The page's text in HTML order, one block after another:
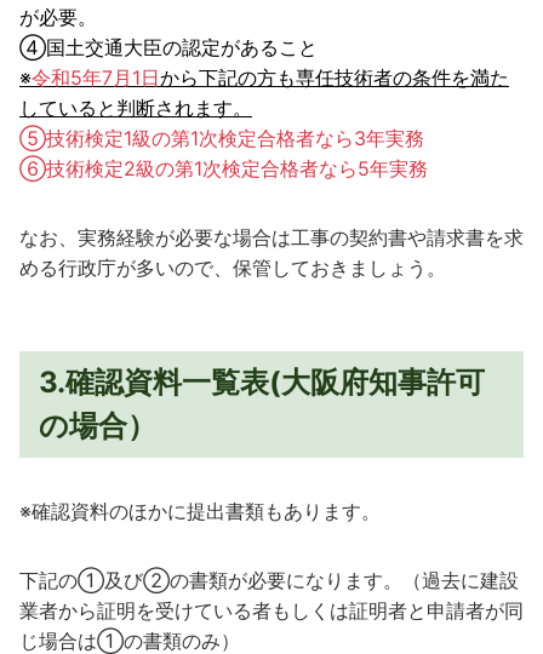
が必要。
④国土交通大臣の認定があること
※令和5年7月1日から下記の方も専任技術者の条件を満た
していると判断されます。
⑤技術検定1級の第1次検定合格者なら3年実務
⑥技術検定2級の第1次検定合格者なら5年実務
なお、実務経験が必要な場合は工事の契約書や請求書を求
める行政庁が多いので、保管しておきましょう。
3.確認資料一覧表(大阪府知事許可
の場合）
※確認資料のほかに提出書類もあります。
下記の①及び②の書類が必要になります。（過去に建設
業者から証明を受けている者もしくは証明者と申請者が同
じ場合は①の書類のみ）